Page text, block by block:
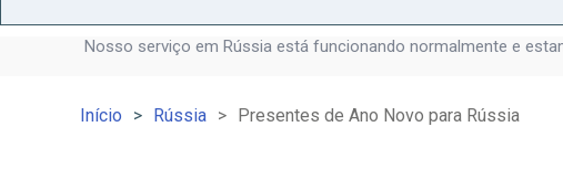
Nosso serviço em Rússia está funcionando normalmente e
Início Rússia Presentes de Ano Novo para Rússia